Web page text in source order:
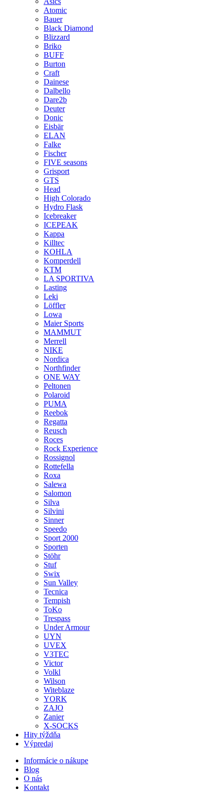
Atomic
Bauer
Black Diamond
Blizzard
Briko
BUFF
Burton
Craft
Dainese
Dalbello
Dare2b
Deuter
Donic
Eisbär
ELAN
Falke
Fischer
FIVE seasons
Grisport
GTS
Head
High Colorado
Hydro Flask
Icebreaker
ICEPEAK
Kappa
Killtec
KOHLA
Komperdell
KTM
LA SPORTIVA
Lasting
Leki
Löffler
Lowa
Maier Sports
MAMMUT
Merrell
NIKE
Nordica
Northfinder
ONE WAY
Peltonen
Polaroid
PUMA
Reebok
Regatta
Reusch
Roces
Rock Experience
Rossignol
Rottefella
Roxa
Salewa
Salomon
Silva
Silvini
Sinner
Speedo
Sport 2000
Sporten
Stöhr
Stuf
Swix
Sun Valley
Tecnica
Tempish
ToKo
Trespass
Under Armour
UYN
UVEX
V3TEC
Victor
Volkl
Wilson
Witeblaze
YORK
ZAJO
Zanier
X-SOCKS
Hity týždňa
Výpredaj
Informácie o nákupe
Blog
O nás
Kontakt